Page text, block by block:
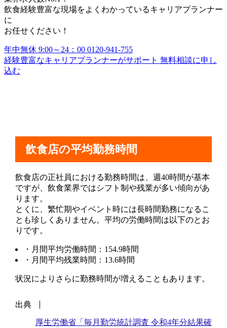
飲食経験豊富な現場をよくわかっているキャリアプランナー
に
お任せください！
年中無休 9:00～24：00 0120-941-755
経験豊富なキャリアプランナーがサポート 無料相談に申し
込む
飲食店の平均勤務時間
飲食店の正社員における勤務時間は、週40時間が基本
ですが、飲食業界ではシフト制や残業が多い傾向があ
ります。
とくに、繁忙期やイベント時には長時間勤務になるこ
とも珍しくありません。平均の労働時間は以下のとお
りです。
・月間平均労働時間：154.9時間
・月間平均残業時間：13.6時間
状況によりさらに勤務時間が増えることもあります。
出典
厚生労働省「毎月勤労統計調査 令和4年分結果確